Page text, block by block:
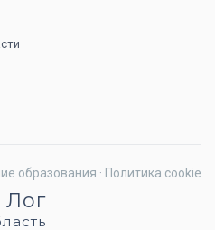
образования · Политика cookie